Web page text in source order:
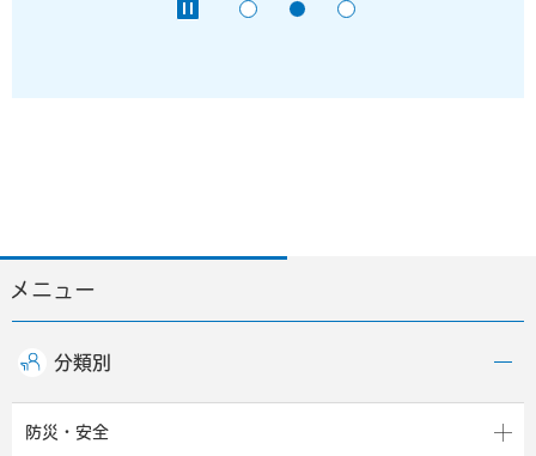
メニュー
分類別
防災・安全